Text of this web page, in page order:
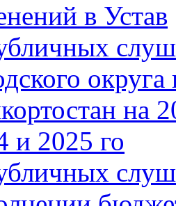
в Устав
на
и 2025 го